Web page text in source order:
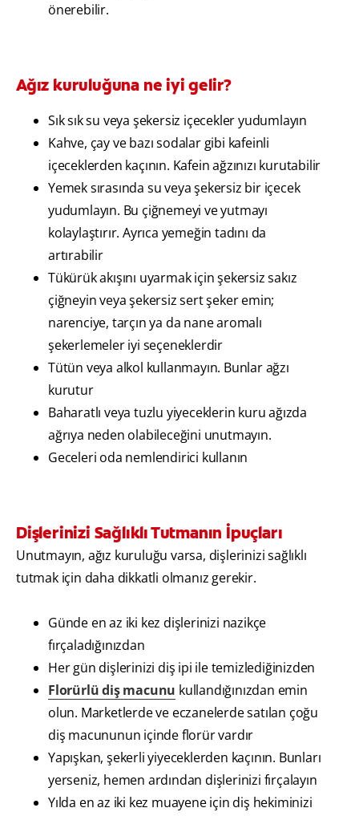
önerebilir.
Ağız kuruluğuna ne iyi gelir?
Sık sık su veya şekersiz içecekler yudumlayın
Kahve, çay ve bazı sodalar gibi kafeinli
içeceklerden kaçının. Kafein ağzınızı kurutabilir
Yemek sırasında su veya şekersiz bir içecek
yudumlayın. Bu çiğnemeyi ve yutmayı
kolaylaştırır. Ayrıca yemeğin tadını da
artırabilir
Tükürük akışını uyarmak için şekersiz sakız
çiğneyin veya şekersiz sert şeker emin;
narenciye, tarçın ya da nane aromalı
şekerlemeler iyi seçeneklerdir
Tütün veya alkol kullanmayın. Bunlar ağzı
kurutur
Baharatlı veya tuzlu yiyeceklerin kuru ağızda
ağrıya neden olabileceğini unutmayın.
Geceleri oda nemlendirici kullanın
Dişlerinizi Sağlıklı Tutmanın İpuçları
Unutmayın, ağız kuruluğu varsa, dişlerinizi sağlıklı
tutmak için daha dikkatli olmanız gerekir.
Günde en az iki kez dişlerinizi nazikçe
fırçaladığınızdan
Her gün dişlerinizi diş ipi ile temizlediğinizden
Florürlü diş macunu kullandığınızdan emin
olun. Marketlerde ve eczanelerde satılan çoğu
diş macununun içinde florür vardır
Yapışkan, şekerli yiyeceklerden kaçının. Bunları
yerseniz, hemen ardından dişlerinizi fırçalayın
Yılda en az iki kez muayene için diş hekiminizi